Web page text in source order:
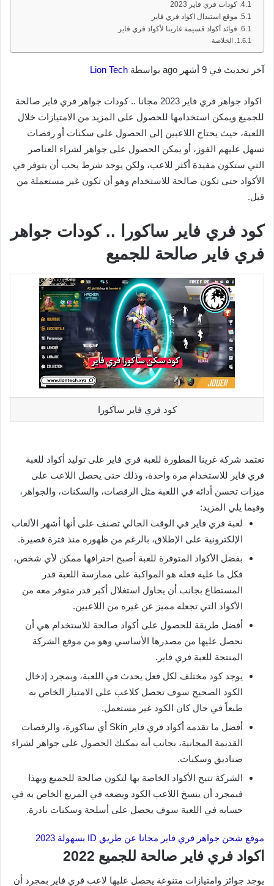
كودات فري فاير 2023
موقع استبدال اكواد فري فاير
فوائد أكواد قسيمة غارينا لأكواد فري فاير
الخلاصة
آخر تحديث في 9 أشهر ago بواسطة Lion Tech
اكواد جواهر فري فاير 2023 مجانا .. كودات جواهر فري فاير صالحة
للجميع ويمكن استخدامها للحصول على المزيد من الامتيازات خلال
اللعبة، حيث يحتاج اللاعبين إلى الحصول على سكنات أو رقصات
تسهل عليهم الفوز، أو يمكن الحصول على جواهر لشراء العناصر
التي ستكون مفيدة أكثر للاعب، ولكن يوجد شرط يجب أن يتوفر في
الأكواد حتى تكون صالحة للاستخدام وهو أن تكون غير مستعملة من
قبل.
كود فري فاير ساكورا .. كودات جواهر
فري فاير صالحة للجميع
كود فري فاير ساكورا
تعتمد شركة غرينا المطورة للعبة فري فاير على توليد أكواد للعبة
فري فاير للاستخدام مرة واحدة، وذلك حتى يحصل اللاعب على
ميزات تحسن أدائه في اللعبة مثل الرقصات، والسكنات، والجواهر،
وفيما يلي المزيد:
لعبة فري فاير في الوقت الحالي تصنف على أنها أشهر الألعاب
الإلكترونية على الإطلاق، بالرغم من ظهوره منذ فترة قصيرة.
بفضل الأكواد المتوفرة للعبة أصبح احترافها ممكن لأي شخص،
فكل ما عليه فعله هو المواكبة على ممارسة اللعبة قدر
المستطاع بجانب أن يحاول استغلال أكبر قدر متوفر معه من
الأكواد التي تجعله مميز عن غيره من اللاعبين.
أفضل طريقة للحصول على أكواد صالحة للاستخدام هي أن
نحصل عليها من مصدرها الأساسي وهو من موقع الشركة
المنتجة للعبة فري فاير.
يوجد كود مختلف لكل فعل يحدث في اللعبة، وبمجرد إدخال
الكود الصحيح سوف تحصل كلاعب على الامتياز الخاص به
طبعاً في حال كان الكود غير مستعمل.
أفضل ما تقدمه أكواد فري فاير Skin أي ساكورة، والرقصات
القديمة المجانية، بجانب أنه يمكنك الحصول على جواهر لشراء
صناديق وسكنات.
الشركة تتيح الأكواد الخاصة بها لتكون صالحة للجميع وبهذا
فبمجرد أن ينسخ اللاعب الكود ويضعه في المربع الخاص به في
حسابه في اللعبة سوف يحصل على أسلحة وسكنات نادرة.
موقع شحن جواهر فري فاير مجانا عن طريق ID بسهولة 2023
اكواد فري فاير صالحة للجميع 2022
يوجد جوائز وامتيازات متنوعة يحصل عليها لاعب فري فاير بمجرد أن